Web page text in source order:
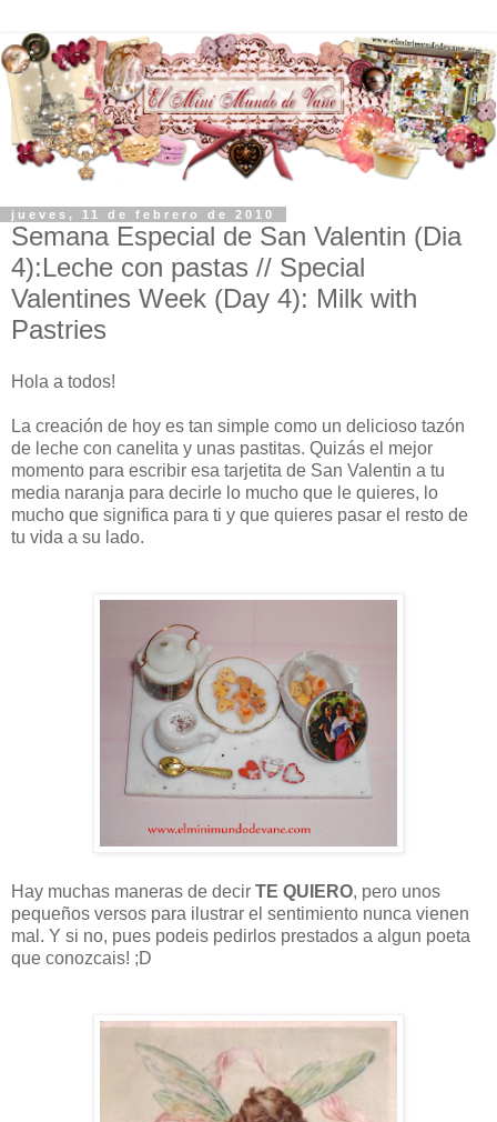
jueves, 11 de febrero de 2010
Semana Especial de San Valentin (Dia
4):Leche con pastas // Special
Valentines Week (Day 4): Milk with
Pastries
Hola a todos!
La creación de hoy es tan simple como un delicioso tazón
de leche con canelita y unas pastitas. Quizás el mejor
momento para escribir esa tarjetita de San Valentin a tu
media naranja para decirle lo mucho que le quieres, lo
mucho que significa para ti y que quieres pasar el resto de
tu vida a su lado.
Hay muchas maneras de decir TE QUIERO, pero unos
pequeños versos para ilustrar el sentimiento nunca vienen
mal. Y si no, pues podeis pedirlos prestados a algun poeta
que conozcais! ;D